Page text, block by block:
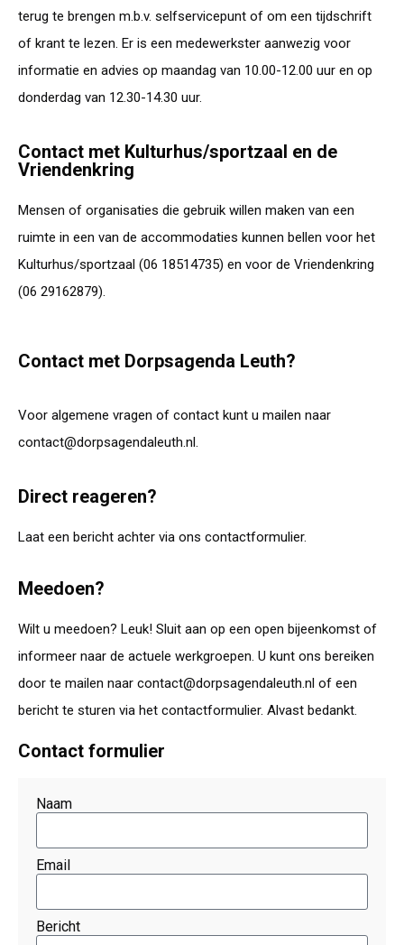
terug te brengen m.b.v. selfservicepunt of om een tijdschrift
of krant te lezen. Er is een medewerkster aanwezig voor
informatie en advies op maandag van 10.00-12.00 uur en op
donderdag van 12.30-14.30 uur.
Contact met Kulturhus/sportzaal en de
Vriendenkring
Mensen of organisaties die gebruik willen maken van een
ruimte in een van de accommodaties kunnen bellen voor het
Kulturhus/sportzaal (06 18514735) en voor de Vriendenkring
(06 29162879).
Contact met Dorpsagenda Leuth?
Voor algemene vragen of contact kunt u mailen naar
contact@dorpsagendaleuth.nl.
Direct reageren?
Laat een bericht achter via ons contactformulier.
Meedoen?
Wilt u meedoen? Leuk! Sluit aan op een open bijeenkomst of
informeer naar de actuele werkgroepen. U kunt ons bereiken
door te mailen naar contact@dorpsagendaleuth.nl of een
bericht te sturen via het contactformulier. Alvast bedankt.
Contact formulier
Naam
Email
Bericht